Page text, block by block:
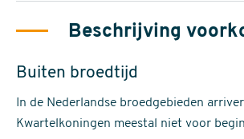
Beschrijving
Buiten broedtijd
In de Nederlandse broedgebieden
Kwartelkoningen meestal niet voor